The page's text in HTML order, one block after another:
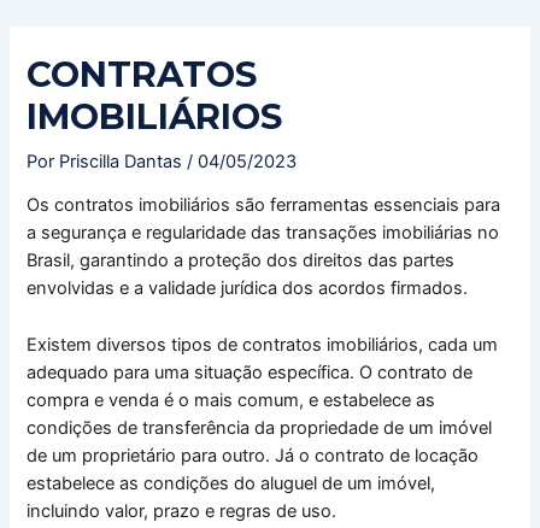
CONTRATOS
IMOBILIÁRIOS
Por Priscilla Dantas/04/05/2023
Os contratos imobiliários são ferramentas essenciais para
a segurança e regularidade das transações imobiliárias no
Brasil, garantindo a proteção dos direitos das partes
envolvidas e a validade jurídica dos acordos firmados.
Existem diversos tipos de contratos imobiliários, cada um
adequado para uma situação específica. O contrato de
compra e venda é o mais comum, e estabelece as
condições de transferência da propriedade de um imóvel
de um proprietário para outro. Já o contrato de locação
estabelece as condições do aluguel de um imóvel,
incluindo valor, prazo e regras de uso.
Post